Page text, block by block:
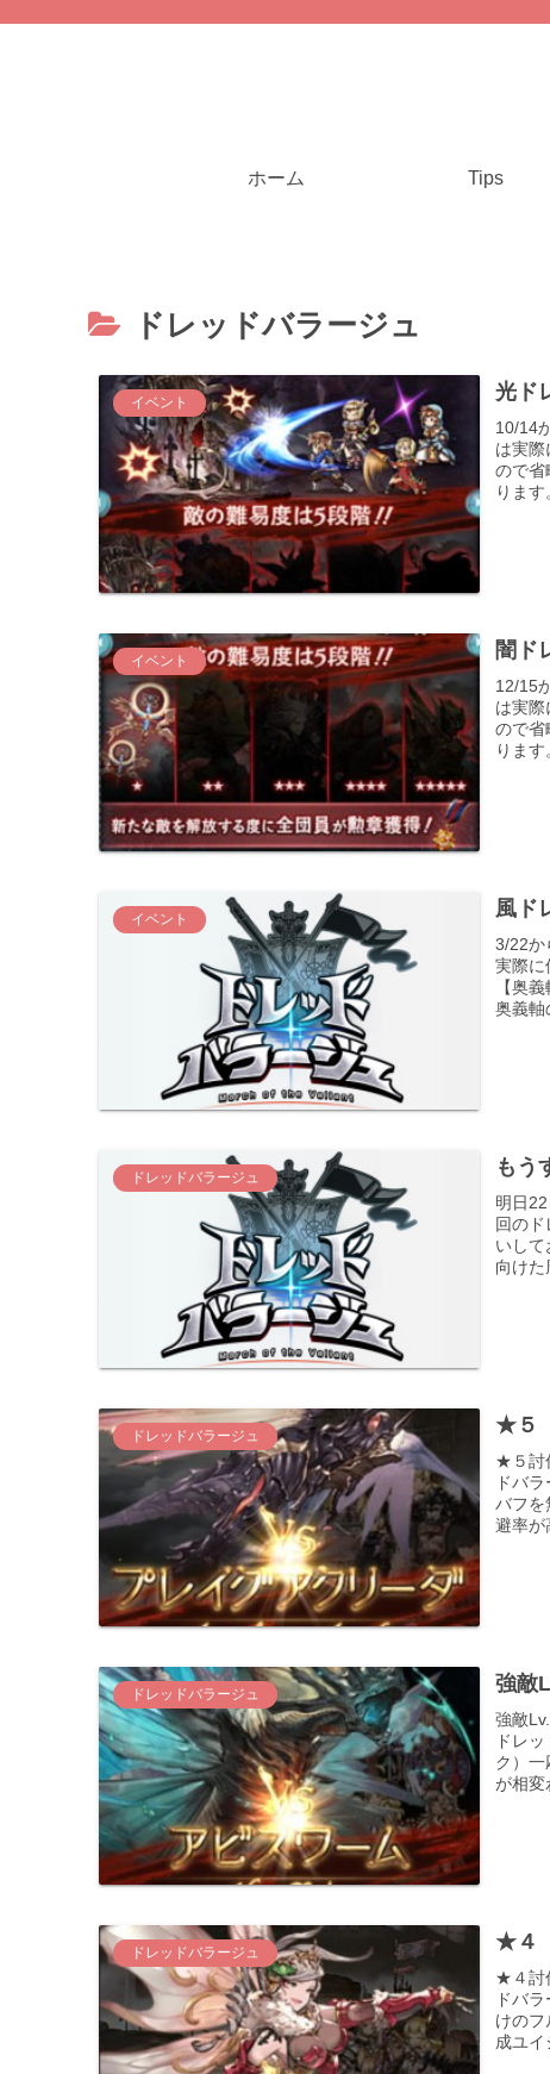
ホーム Tips
ドレッドバラージュ
イベント 光ド
10/14
は実
ので省
りま
イベント 闇ド
12/15
は実
ので省
りま
イベント 風ド
3/22か
実際
【奥
奥義
ドレッドバラージュ もう
明日
回の
いし
向け
ドレッドバラージュ ★５
★５討
ドバ
バフを
避率が
ドレッドバラージュ 強敵
強敵
ドレ
ク）一
が相変
ドレッドバラージュ ★４
★４討
ドバ
けの
成ユ